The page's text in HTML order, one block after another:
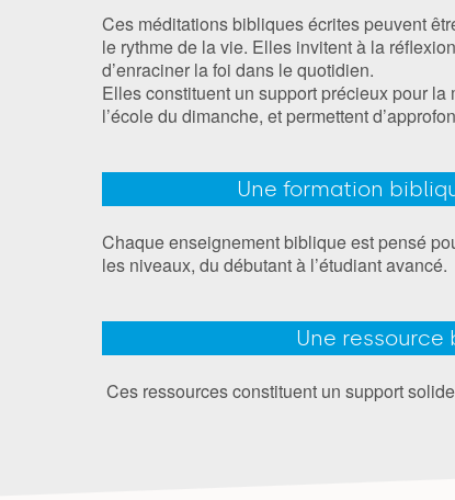
Ces méditations bibliques écrites peuvent
le rythme de la vie. Elles invitent à la
d’enraciner la foi dans le quotidien.
Elles constituent un support précieux pour
l’école du dimanche, et permettent
Une formation
Chaque enseignement biblique est pensé
les niveaux, du débutant à l’étudiant avancé.
Une
Ces ressources constituent un support